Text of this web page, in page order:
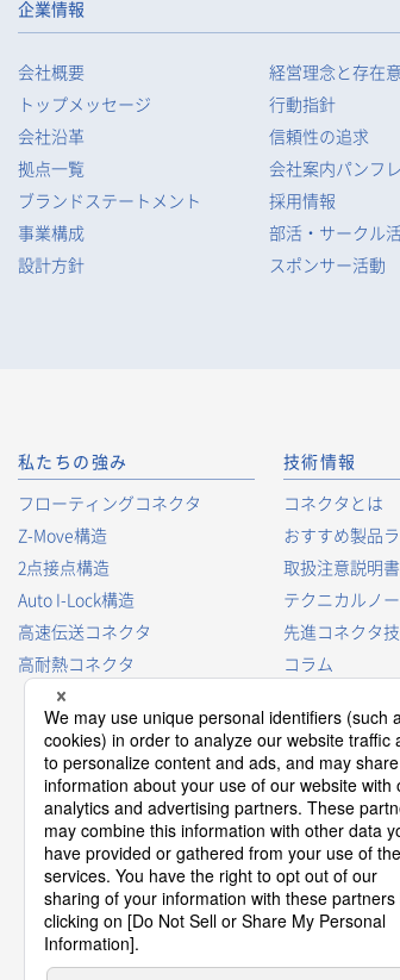
企業情報
会社概要
トップメッセージ
会社沿革
拠点一覧
ブランドステートメント
事業構成
設計方針
経営理念と存在
行動指針
信頼性の追求
会社案内パンフ
採用情報
部活・サークル
スポンサー活動
私たちの強み
フローティングコネクタ
Z-Move構造
2点接点構造
Auto I-Lock構造
高速伝送コネクタ
高耐熱コネクタ
技術情報
コネクタとは
おすすめ製品
取扱注意説明書
テクニカルノ
先進コネクタ
コラム
コネクタ用語集
プロダクトガイ
コネクタ選択ガ